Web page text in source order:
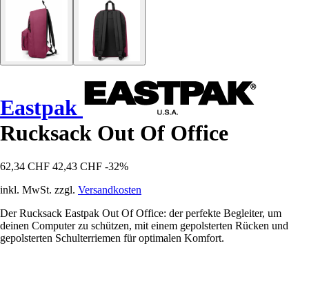
Eastpak
Rucksack Out Of Office
62,34 CHF 42,43 CHF -32%
inkl. MwSt. zzgl. Versandkosten
Der Rucksack Eastpak Out Of Office: der perfekte Begleiter, um
deinen Computer zu schützen, mit einem gepolsterten Rücken und
gepolsterten Schulterriemen für optimalen Komfort.